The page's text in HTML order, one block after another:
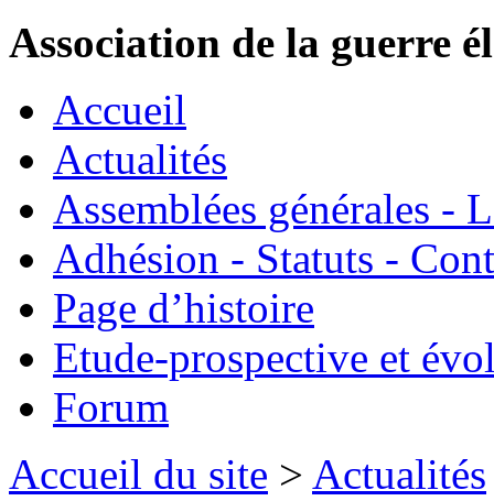
Association de la guerre
Accueil
Actualités
Assemblées générales -
Adhésion - Statuts -
Page d’histoire
Etude-prospective et
Forum
Accueil du site > Actualités